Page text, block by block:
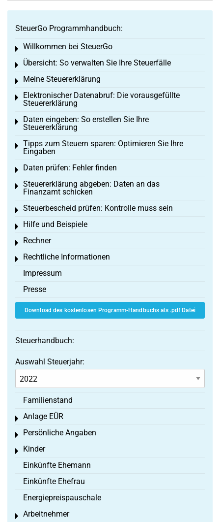
SteuerGo Programmhandbuch:
Willkommen bei SteuerGo
Toggle menu
Übersicht: So verwalten Sie Ihre Steuerfälle
Toggle menu
Meine Steuererklärung
Toggle menu
Elektronischer Datenabruf: Die vorausgefüllte
Steuererklärung
Toggle menu
Daten eingeben: So erstellen Sie Ihre
Steuererklärung
Toggle menu
Tipps zum Steuern sparen: Optimieren Sie Ihre
Eingaben
Toggle menu
Daten prüfen: Fehler finden
Toggle menu
Steuererklärung abgeben: Daten an das
Finanzamt schicken
Toggle menu
Steuerbescheid prüfen: Kontrolle muss sein
Toggle menu
Hilfe und Beispiele
Toggle menu
Rechner
Toggle menu
Rechtliche Informationen
Toggle menu
Impressum
Presse
Download des kostenlosen Programm-Handbuchs als .pdf Datei
Steuerhandbuch:
Auswahl Steuerjahr:
Familienstand
Anlage EÜR
Toggle menu
Persönliche Angaben
Toggle menu
Kinder
Toggle menu
Einkünfte Ehemann
Einkünfte Ehefrau
Energiepreispauschale
Arbeitnehmer
Toggle menu